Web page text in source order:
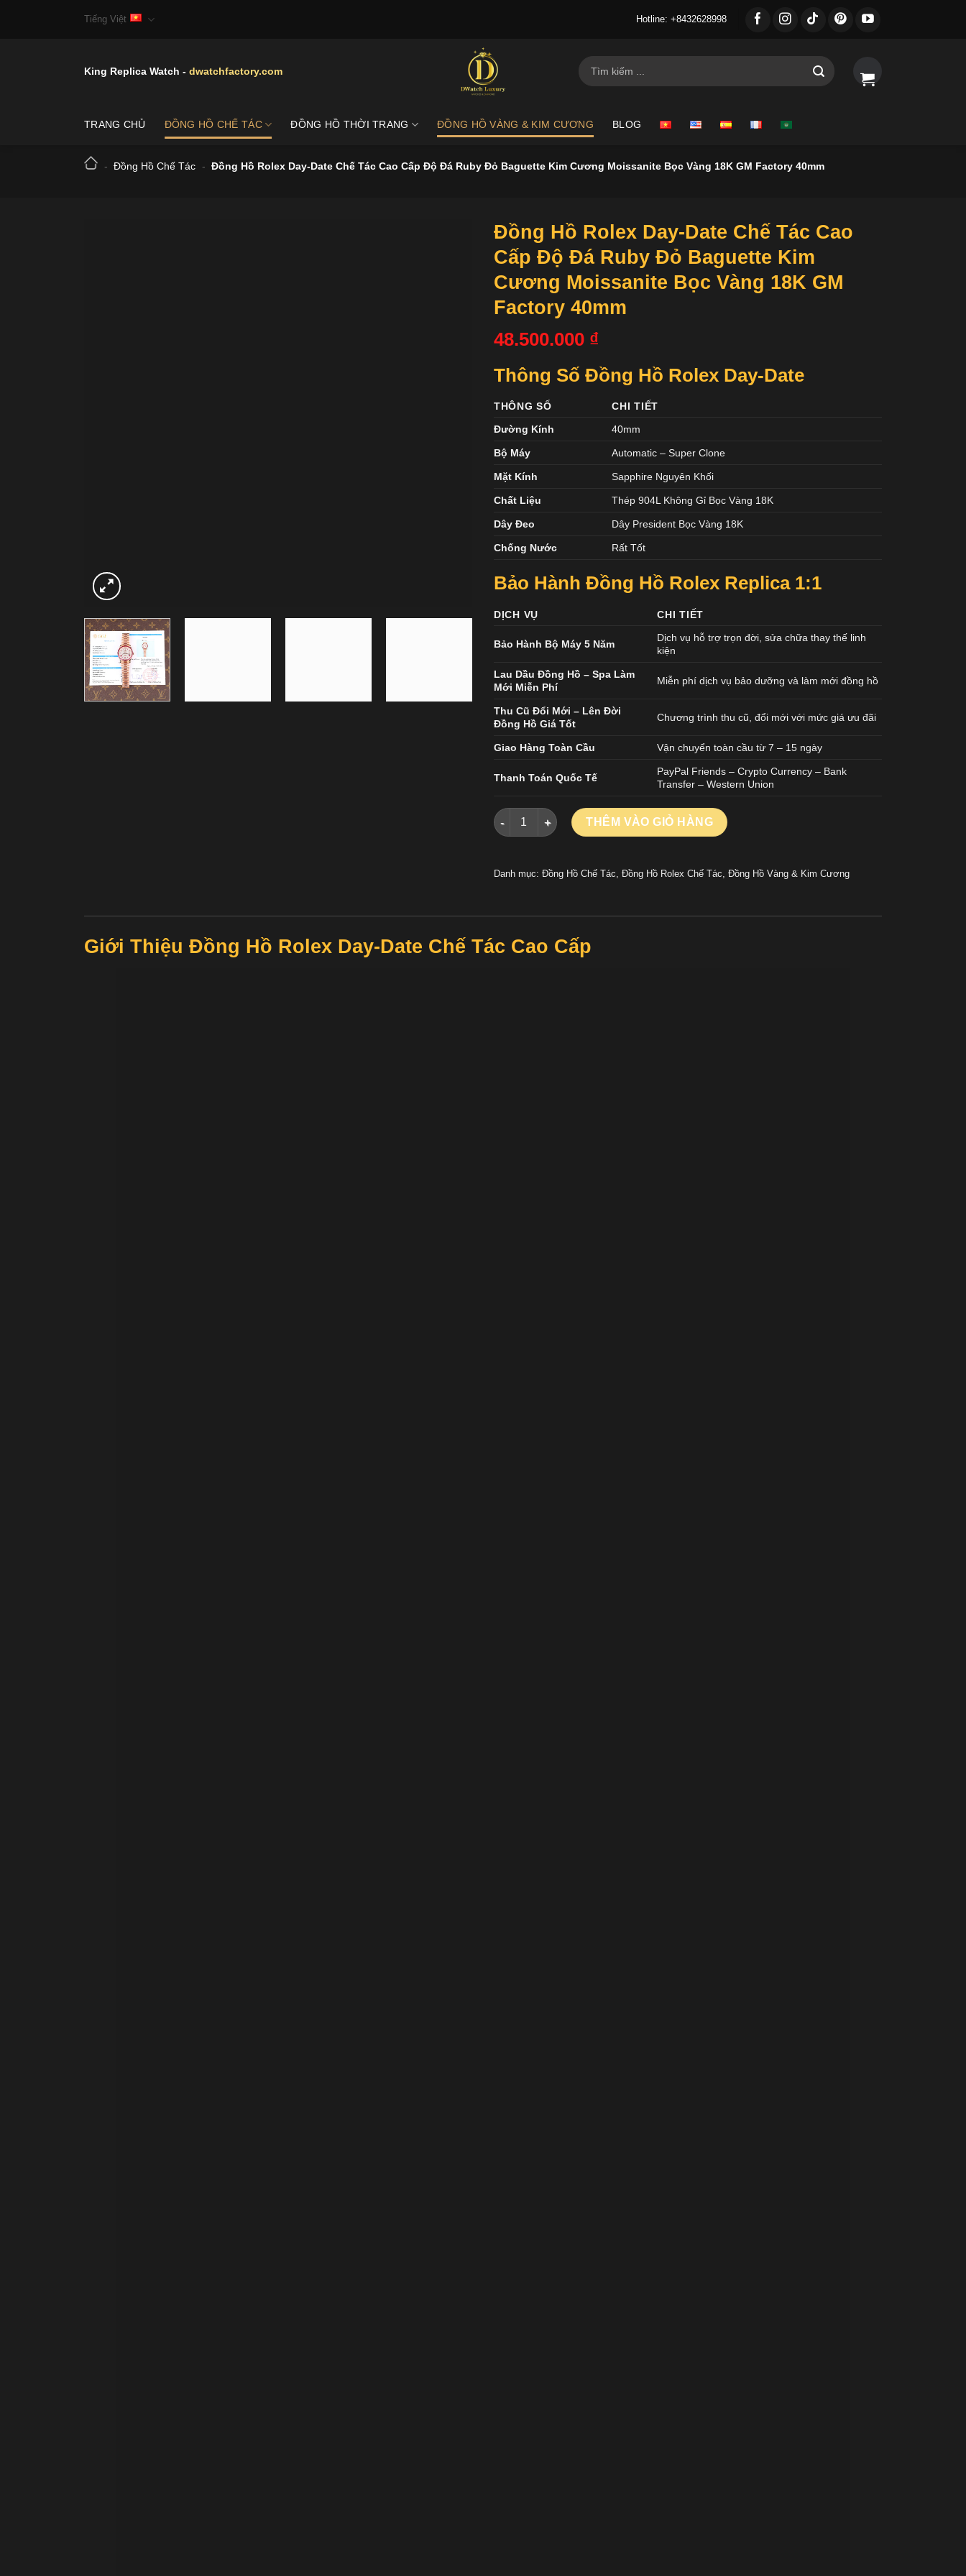
Tiếng Việt Hotline: +8432628998
King Replica Watch - dwatchfactory.com
Tìm
kiếm:
TRANG CHỦ ĐỒNG HỒ CHẾ TÁC ĐỒNG HỒ THỜI TRANG ĐỒNG HỒ VÀNG & KIM CƯƠNG BLOG
- Đồng Hồ Chế Tác - Đồng Hồ Rolex Day-Date Chế Tác Cao Cấp Độ Đá Ruby Đỏ Baguette Kim Cương Moissanite Bọc Vàng 18K GM Factory 40mm
Đồng Hồ Rolex Day-Date Chế Tác Cao
Cấp Độ Đá Ruby Đỏ Baguette Kim
Cương Moissanite Bọc Vàng 18K GM
Factory 40mm
48.500.000 ₫
Thông Số Đồng Hồ Rolex Day-Date
THÔNG SỐ
CHI TIẾT
Đường Kính
40mm
Bộ Máy Automatic – Super Clone
Mặt Kính Sapphire Nguyên Khối
Chất Liệu Thép 904L Không Gỉ Bọc Vàng 18K
Dây Đeo Dây President Bọc Vàng 18K
Chống Nước Rất Tốt
Bảo Hành Đồng Hồ Rolex Replica 1:1
DỊCH VỤ CHI TIẾT
Bảo Hành Bộ Máy 5 Năm
Dịch vụ hỗ trợ trọn đời, sửa chữa thay thế linh
kiện
Lau Dầu Đồng Hồ – Spa Làm
Mới Miễn Phí
Miễn phí dịch vụ bảo dưỡng và làm mới đồng hồ
Thu Cũ Đổi Mới – Lên Đời
Đồng Hồ Giá Tốt
Chương trình thu cũ, đổi mới với mức giá ưu đãi
Giao Hàng Toàn Cầu Vận chuyển toàn cầu từ 7 – 15 ngày
Thanh Toán Quốc Tế
PayPal Friends – Crypto Currency – Bank
Transfer – Western Union
Đồng Hồ Rolex Day-Date Chế Tác Cao Cấp Độ Đá Ruby Đỏ Baguette Kim Cương Moissanite
THÊM VÀO GIỎ HÀNG
Danh mục: Đồng Hồ Chế Tác Đồng Hồ Rolex Chế Tác Đồng Hồ Vàng & Kim Cương
Giới Thiệu Đồng Hồ Rolex Day-Date Chế Tác Cao Cấp